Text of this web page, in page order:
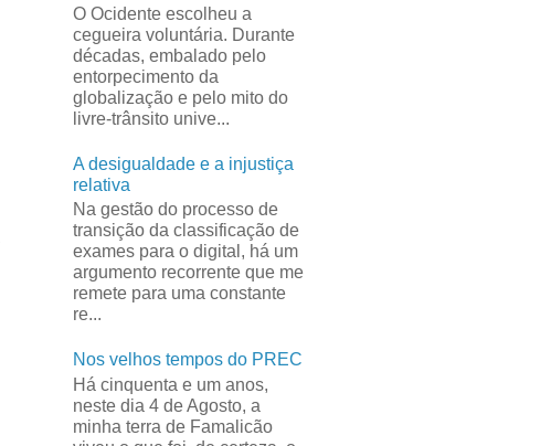
O Ocidente escolheu a
cegueira voluntária. Durante
décadas, embalado pelo
entorpecimento da
globalização e pelo mito do
livre-trânsito unive...
A desigualdade e a injustiça
relativa
Na gestão do processo de
transição da classificação de
exames para o digital, há um
argumento recorrente que me
remete para uma constante
re...
Nos velhos tempos do PREC
Há cinquenta e um anos,
neste dia 4 de Agosto, a
minha terra de Famalicão